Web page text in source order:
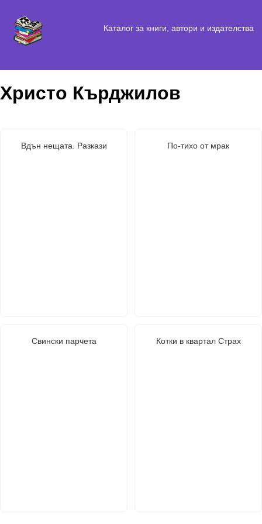
Каталог за книги, автори и издателства
Христо Кърджилов
Вдън нещата. Разкази По-тихо от мрак
Свински парчета Котки в квартал Страх